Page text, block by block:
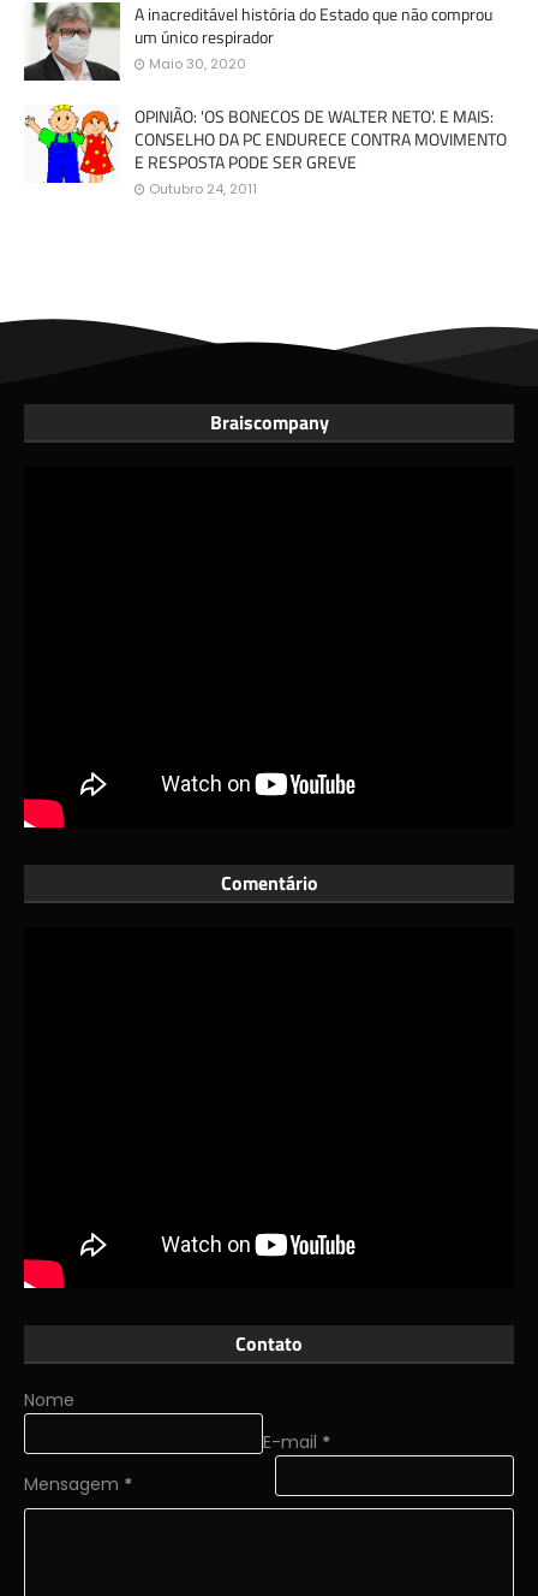
A inacreditável história do Estado que não comprou
um único respirador
Maio 30, 2020
OPINIÃO: 'OS BONECOS DE WALTER NETO'. E MAIS:
CONSELHO DA PC ENDURECE CONTRA MOVIMENTO
E RESPOSTA PODE SER GREVE
Outubro 24, 2011
Braiscompany
Comentário
Contato
Nome
E-mail *
Mensagem *